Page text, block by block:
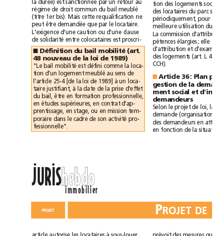
la
durée) est sanctionnée par un retour
au
régime
de droit commun du meublé
(titre 1er bis). Mais cette requalification
ne
peut
être demandée que par le
locataire.
L'exigence
d'une caution ou d'une
clause
de
solidarité entre colocataires est proscri-
tion
des
logements
des
locataires du parc
périodiquement,
pour
meilleure
utilisation
du
La
commission
pétences
élargies;
elle
d'attribution
et
des
logements (art. L
CCH).
Article 36:
Plan
gestion
de la
ment social
et
demandeurs
Selon le projet de loi, la
demande
(organisation
des
demandeurs
en
en
fonction de la
Définition du bail mobilité
(art.
48
nouveau de la loi de 1989)
"Le mobilité est défini comme la
loca-
tion
d'un logement meublé au sens
de
l'article
25-4 [de la loi de 1989] à un
loca-
taire
justifiant, à la date de la prise
d'effet
du
bail, être en formation
professionnelle,
en
études supérieures, en contrat
d'ap-
prentissage,
en stage, ou en mission
tem-
poraire
dans le cadre de son activité
pro-
fessionnelle".
P
JURIS hebdo
immobilier
ll
PROJET